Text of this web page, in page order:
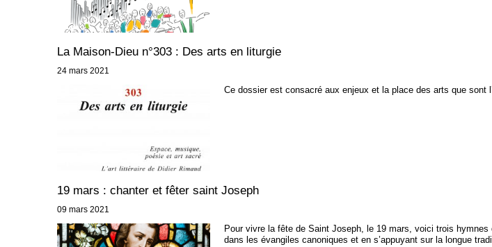
La Maison-Dieu n°303 : Des arts en liturgie
24 mars 2021
Ce dossier est consacré aux enjeux et la place des arts que sont
19 mars : chanter et fêter saint Joseph
09 mars 2021
Pour vivre la fête de Saint Joseph, le 19 mars, voici trois
dans les évangiles canoniques et en s’appuyant sur la longue